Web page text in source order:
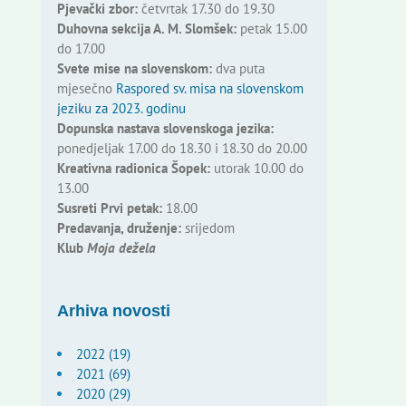
Pjevački zbor:četvrtak 17.30 do 19.30
Duhovna sekcija A. M. Slomšek:petak 15.00
do 17.00
Svete mise na slovenskom:dva puta
mjesečno Raspored sv. misa na slovenskom
jeziku za 2023. godinu
Dopunska nastava slovenskoga jezika:
ponedjeljak 17.00 do 18.30 i 18.30 do 20.00
Kreativna radionica Šopek:utorak 10.00 do
13.00
Susreti Prvi petak:18.00
Predavanja, druženje:srijedom
Klub Moja dežela
Arhiva novosti
2022 (19)
2021 (69)
2020 (29)